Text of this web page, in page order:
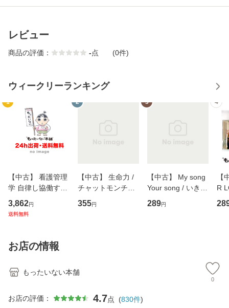
レビュー
商品の評価： -点 (0件)
ウィークリーランキング
1
【中古】 看護管理
学 自律し協働する
専門職の看護マネ
ジメントスキル 改
恵 藤本幸三 / 南江
堂 [単行
3,862円
送料無料
2
【中古】 生命力 /
チャットモンチー /
キューンレコード
[CD]【メール便送
355円
3
【中古】 My song
Your song / いきも
のがかり / [CD]
【メール便送料無
289円
4
【
R
産
お店の情報
もったいない本舗
0
お店の評価： 4.7点 (830件)